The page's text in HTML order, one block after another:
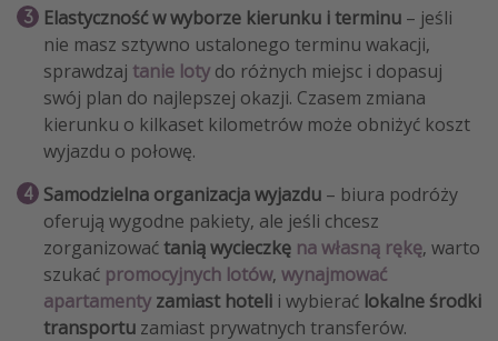
Elastyczność w wyborze kierunku i terminu – jeśli
nie masz sztywno ustalonego terminu wakacji,
sprawdzaj tanie loty do różnych miejsc i dopasuj
swój plan do najlepszej okazji. Czasem zmiana
kierunku o kilkaset kilometrów może obniżyć koszt
wyjazdu o połowę.
Samodzielna organizacja wyjazdu – biura podróży
oferują wygodne pakiety, ale jeśli chcesz
zorganizowaćtanią wycieczkę na własną rękę, warto
szukać promocyjnych lotów, wynajmować
apartamenty zamiast hoteli i wybierać lokalne środki
transportu zamiast prywatnych transferów.